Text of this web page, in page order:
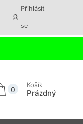
Přihlásit
se
0
Košík
Prázdný